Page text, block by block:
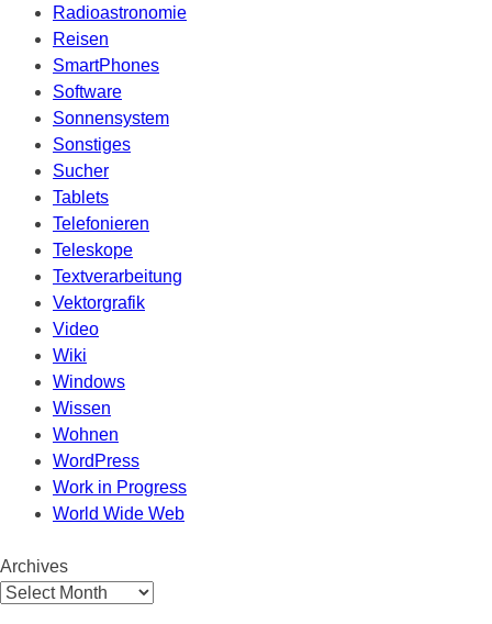
Radioastronomie
Reisen
SmartPhones
Software
Sonnensystem
Sonstiges
Sucher
Tablets
Telefonieren
Teleskope
Textverarbeitung
Vektorgrafik
Video
Wiki
Windows
Wissen
Wohnen
WordPress
Work in Progress
World Wide Web
Archives
Archives